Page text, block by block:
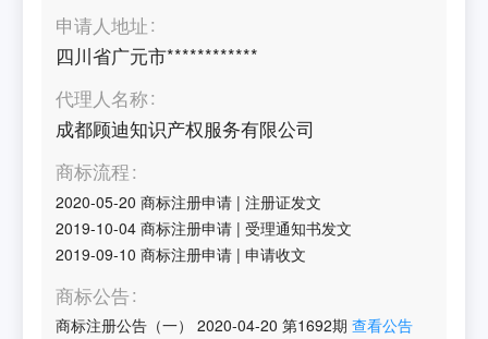
申请人地址
四川省广元市************
代理人名称
成都顾迪知识产权服务有限公司
商标流程
2020-05-20 商标注册申请 |注册证发文
2019-10-04 商标注册申请 |受理通知书发文
2019-09-10 商标注册申请 |申请收文
商标公告
商标注册公告（一） 2020-04-20 第1692期 查看公告